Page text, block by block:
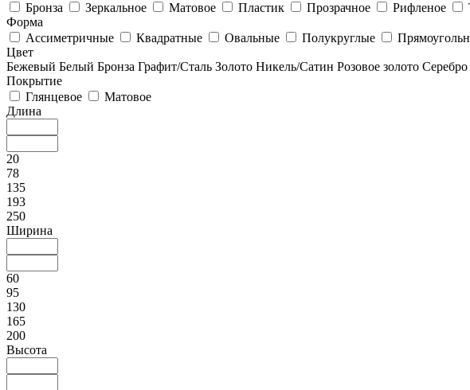
Бронза
Зеркальное Матовое Пластик Прозрачное Рифленое
Форма
Ассиметричные
Квадратные Овальные Полукруглые
Цвет
Бежевый Белый Бронза Графит/Сталь Золото Никель/Сатин Розовое золото Серебро
Покрытие
Глянцевое
Матовое
Длина
20
78
135
193
250
Ширина
60
95
130
165
200
Высота